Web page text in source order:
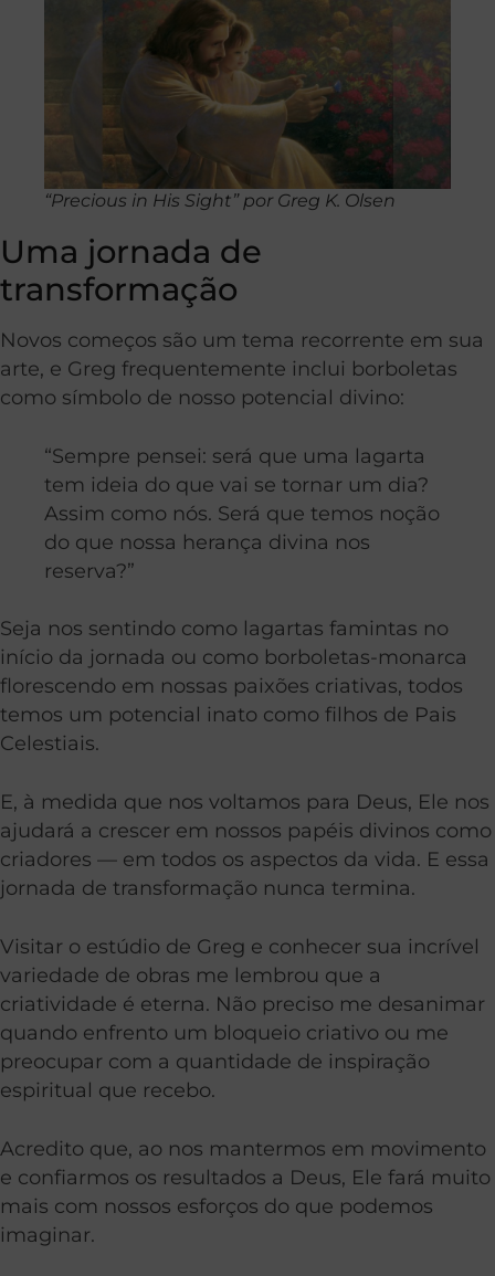
“Precious in His Sight” por Greg K. Olsen
Uma jornada de
transformação
Novos começos são um tema recorrente em sua
arte, e Greg frequentemente inclui borboletas
como símbolo de nosso potencial divino:
“Sempre pensei: será que uma lagarta
tem ideia do que vai se tornar um dia?
Assim como nós. Será que temos noção
do que nossa herança divina nos
reserva?”
Seja nos sentindo como lagartas famintas no
início da jornada ou como borboletas-monarca
florescendo em nossas paixões criativas, todos
temos um potencial inato como filhos de Pais
Celestiais.
E, à medida que nos voltamos para Deus, Ele nos
ajudará a crescer em nossos papéis divinos como
criadores — em todos os aspectos da vida. E essa
jornada de transformação nunca termina.
Visitar o estúdio de Greg e conhecer sua incrível
variedade de obras me lembrou que a
criatividade é eterna. Não preciso me desanimar
quando enfrento um bloqueio criativo ou me
preocupar com a quantidade de inspiração
espiritual que recebo.
Acredito que, ao nos mantermos em movimento
e confiarmos os resultados a Deus, Ele fará muito
mais com nossos esforços do que podemos
imaginar.